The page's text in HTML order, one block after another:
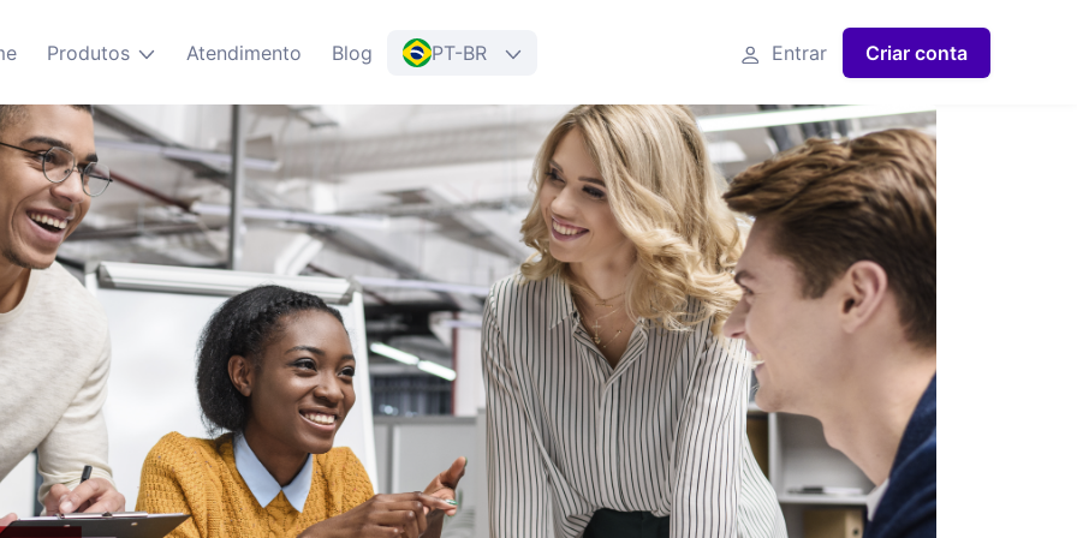
Produtos Atendimento Blog PT-BR Entrar Criar conta